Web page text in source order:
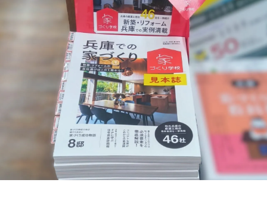
よくある質問
ご利用者の声・実例
お役立ち情報
公式SNSをチェック
YOUTUBE Instagram
プライバシーポリシー